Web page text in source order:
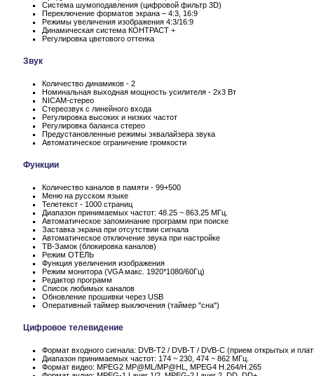
Система шумоподавления (цифровой фильтр 3D)
Переключение форматов экрана – 4:3, 16:9
Режимы увеличения изображения 4:3/16:9
Динамическая система КОНТРАСТ +
Регулировка цветового оттенка
Звук
Количество динамиков - 2
Номинальная выходная мощность усилителя - 2x3 Вт
NICAM-стерео
Стереозвук с линейного входа
Регулировка высоких и низких частот
Регулировка баланса стерео
Предустановленные режимы эквалайзера звука
Автоматическое ограничение громкости
Функции
Количество каналов в памяти - 99+500
Меню на русском языке
Телетекст - 1000 страниц
Диапазон принимаемых частот: 48.25 ~ 863.25 МГц.
Автоматическое запоминание программ при поиске
Заставка экрана при отсутствии сигнала
Автоматическое отключение звука при настройке
ТВ-Замок (блокировка каналов)
Режим ОТЕЛЬ
Функция увеличения изображения
Режим монитора (VGA макс. 1920*1080/60Гц)
Редактор программ
Список любимых каналов
Обновление прошивки через USB
Оперативный таймер выключения (таймер "сна")
Цифровое телевидение
Формат входного сигнала: DVB-T2 / DVB-T / DVB-C (прием открытых и
Диапазон принимаемых частот: 174 ~ 230, 474 ~ 862 МГц.
Формат видео: MPEG2 MP@ML/MP@HL, MPEG4 H.264/H.265